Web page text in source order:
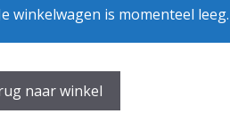
winkelwagen is momenteel leeg.
naar winkel